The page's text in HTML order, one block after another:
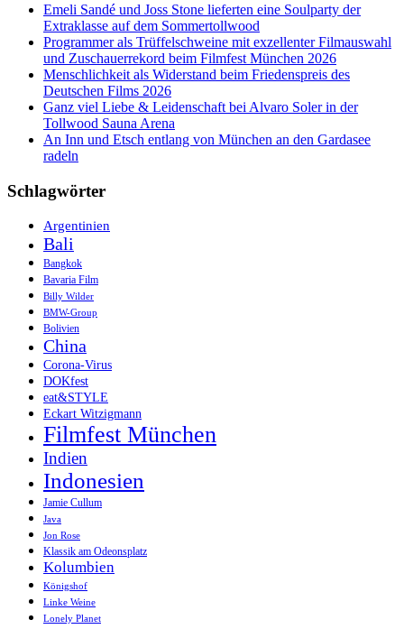
Emeli Sandé und Joss Stone lieferten eine Soulparty der
Extraklasse auf dem Sommertollwood
Programmer als Trüffelschweine mit exzellenter Filmauswahl
und Zuschauerrekord beim Filmfest München 2026
Menschlichkeit als Widerstand beim Friedenspreis des
Deutschen Films 2026
Ganz viel Liebe & Leidenschaft bei Alvaro Soler in der
Tollwood Sauna Arena
An Inn und Etsch entlang von München an den Gardasee
radeln
Schlagwörter
Argentinien
Bali
Bangkok
Bavaria Film
Billy Wilder
BMW-Group
Bolivien
China
Corona-Virus
DOKfest
eat&STYLE
Eckart Witzigmann
Filmfest München
Indien
Indonesien
Jamie Cullum
Java
Jon Rose
Klassik am Odeonsplatz
Kolumbien
Königshof
Linke Weine
Lonely Planet